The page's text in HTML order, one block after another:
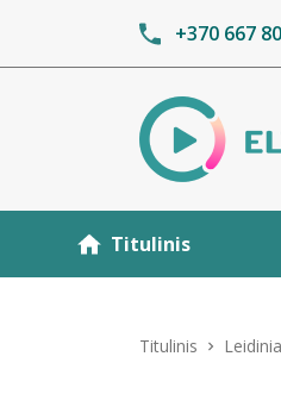
+370 667
Titulinis
Titulinis